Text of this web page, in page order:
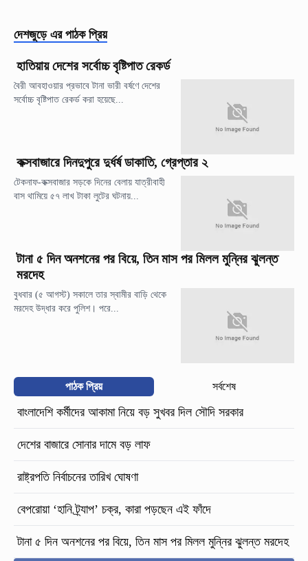
দেশজুড়ে এর পাঠক প্রিয়
হাতিয়ায় দেশের সর্বোচ্চ বৃষ্টিপাত রেকর্ড
বৈরী আবহাওয়ার প্রভাবে টানা ভারী বর্ষণে দেশের
সর্বোচ্চ বৃষ্টিপাত রেকর্ড করা হয়েছে...
কক্সবাজারে দিনদুপুরে দুর্ধর্ষ ডাকাতি, গ্রেপ্তার ২
টেকনাফ-কক্সবাজার সড়কে দিনের বেলায় যাত্রীবাহী
বাস থামিয়ে ৫৭ লাখ টাকা লুটের ঘটনায়...
টানা ৫ দিন অনশনের পর বিয়ে, তিন মাস পর মিলল মুন্নির ঝুলন্ত
মরদেহ
বুধবার (৫ আগস্ট) সকালে তার স্বামীর বাড়ি থেকে
মরদেহ উদ্ধার করে পুলিশ। পরে...
পাঠক প্রিয় সর্বশেষ
বাংলাদেশি কর্মীদের আকামা নিয়ে বড় সুখবর দিল সৌদি সরকার
দেশের বাজারে সোনার দামে বড় লাফ
রাষ্ট্রপতি নির্বাচনের তারিখ ঘোষণা
বেপরোয়া ‘হানি ট্র্যাপ’ চক্র, কারা পড়ছেন এই ফাঁদে
টানা ৫ দিন অনশনের পর বিয়ে, তিন মাস পর মিলল মুন্নির ঝুলন্ত মরদেহ